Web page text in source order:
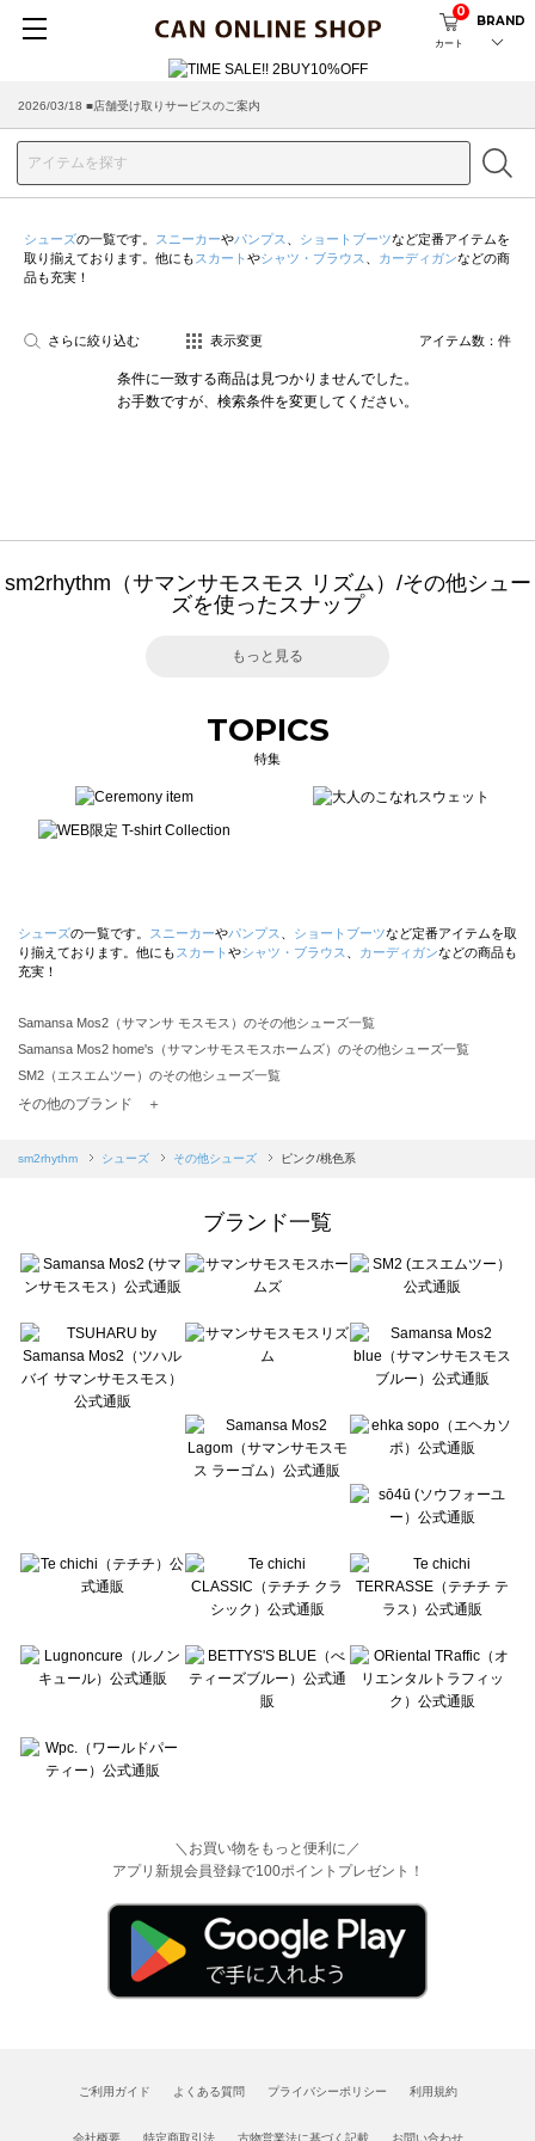
カート
0
BRAND
2026/03/18 ■店舗受け取りサービスのご案内
シューズの一覧です。 スニーカーやパンプス ショートブーツなど定番アイテムを
取り揃えております。他にも スカート やシャツ・ブラウス カーディガンなどの商
品も充実！
さらに絞り込む 表示変更 アイテム数： 件
条件に一致する商品は見つかりませんでした。
お手数ですが、検索条件を変更してください。
sm2rhythm（サマンサモスモス リズム）/その他シュー
ズを使ったスナップ
もっと見る
TOPICS
特集
シューズの一覧です。 スニーカーやパンプス ショートブーツなど定番アイテムを取
り揃えております。他にも スカート やシャツ・ブラウス カーディガンなどの商品も
充実！
Samansa Mos2（サマンサ モスモス）のその他シューズ一覧
Samansa Mos2 home's（サマンサモスモスホームズ）のその他シューズ一覧
SM2（エスエムツー）のその他シューズ一覧
Samansa Mos2 blue（サマンサモスモス ブルー）のその他シューズ一覧
sō4ū（ソウフォーユー）のその他シューズ一覧
Te chichi（テチチ）のその他シューズ一覧
Te chichi CLASSIC（テチチ クラシック）のその他シューズ一覧
Lugnoncure（ルノンキュール）のその他シューズ一覧
BETTY'S BLUE（べティーズブルー）のその他シューズ一覧
Wpc.（ワールドパーティー）のその他シューズ一覧
その他のブランド ＋
sm2rhythm シューズ その他シューズ ピンク/桃色系
ブランド一覧
＼お買い物をもっと便利に／
アプリ新規会員登録で100ポイントプレゼント！
ご利用ガイド よくある質問 プライバシーポリシー 利用規約
会社概要 特定商取引法 古物営業法に基づく記載 お問い合わせ